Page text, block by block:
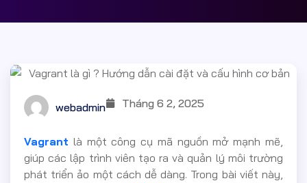
webadmin Tháng 6 2, 2025
Vagrant là một công cụ mã nguồn mở mạnh mẽ,
giúp các lập trình viên tạo ra và quản lý môi trường
phát triển ảo một cách dễ dàng. Trong bài viết này,